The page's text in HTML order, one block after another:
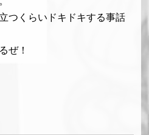
つくらいドキドキする事話
ぜ！